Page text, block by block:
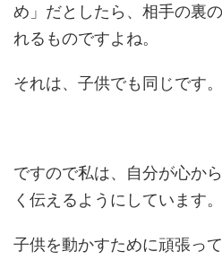
め」だとしたら、相手の裏
れるものですよね。
それは、子供でも同じです。
ですので私は、自分が心か
く伝えるようにしています。
子供を動かすために頑張っ